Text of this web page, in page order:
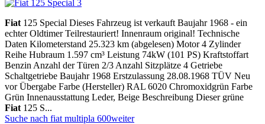
Fiat 125 Special Dieses Fahrzeug ist verkauft Baujahr 1968 - ein
echter Oldtimer Teilrestauriert! Innenraum original! Technische
Daten Kilometerstand 25.323 km (abgelesen) Motor 4 Zylinder
Reihe Hubraum 1.597 cm³ Leistung 74kW (101 PS) Kraftstoffart
Benzin Anzahl der Türen 2/3 Anzahl Sitzplätze 4 Getriebe
Schaltgetriebe Baujahr 1968 Erstzulassung 28.08.1968 TÜV Neu
vor Übergabe Farbe (Hersteller) RAL 6020 Chromoxidgrün Farbe
Grün Innenausstattung Leder, Beige Beschreibung Dieser grüne
Fiat 125 S...
Suche nach fiat multipla 600weiter